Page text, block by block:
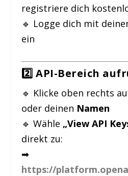
registriere dich
🔹 Logge dich mit
ein
2️⃣ API-Bereich
🔹 Klicke oben rechts
oder deinen Namen
🔹 Wähle „View API
direkt zu:
➡
https://